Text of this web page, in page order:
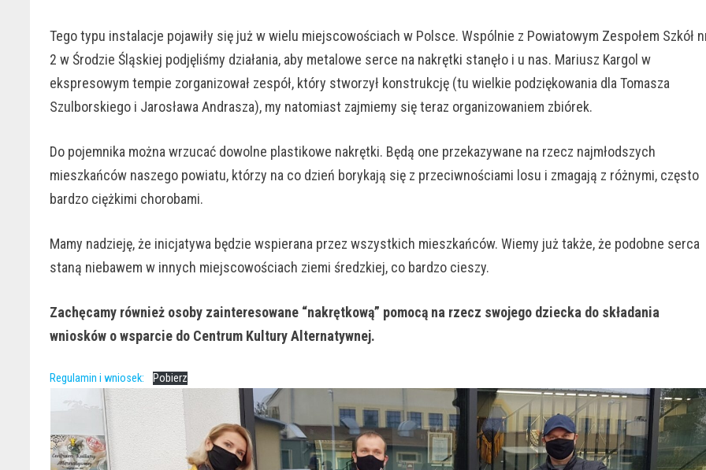
Tego typu instalacje pojawiły się już w wielu miejscowościach w Polsce. Wspólnie z Powiatowym Zespołem Szkół
2 w Środzie Śląskiej podjęliśmy działania, aby metalowe serce na nakrętki stanęło i u nas. Mariusz Kargol w
ekspresowym tempie zorganizował zespół, który stworzył konstrukcję (tu wielkie podziękowania dla Tomasza
Szulborskiego i Jarosława Andrasza), my natomiast zajmiemy się teraz organizowaniem zbiórek.
Do pojemnika można wrzucać dowolne plastikowe nakrętki. Będą one przekazywane na rzecz najmłodszych
mieszkańców naszego powiatu, którzy na co dzień borykają się z przeciwnościami losu i zmagają z różnymi, często
bardzo ciężkimi chorobami.
Mamy nadzieję, że inicjatywa będzie wspierana przez wszystkich mieszkańców. Wiemy już także, że podobne serca
staną niebawem w innych miejscowościach ziemi średzkiej, co bardzo cieszy.
Zachęcamy również osoby zainteresowane “nakrętkową” pomocą na rzecz swojego dziecka do składania
wniosków o wsparcie do Centrum Kultury Alternatywnej.
Regulamin i wniosek: Pobierz